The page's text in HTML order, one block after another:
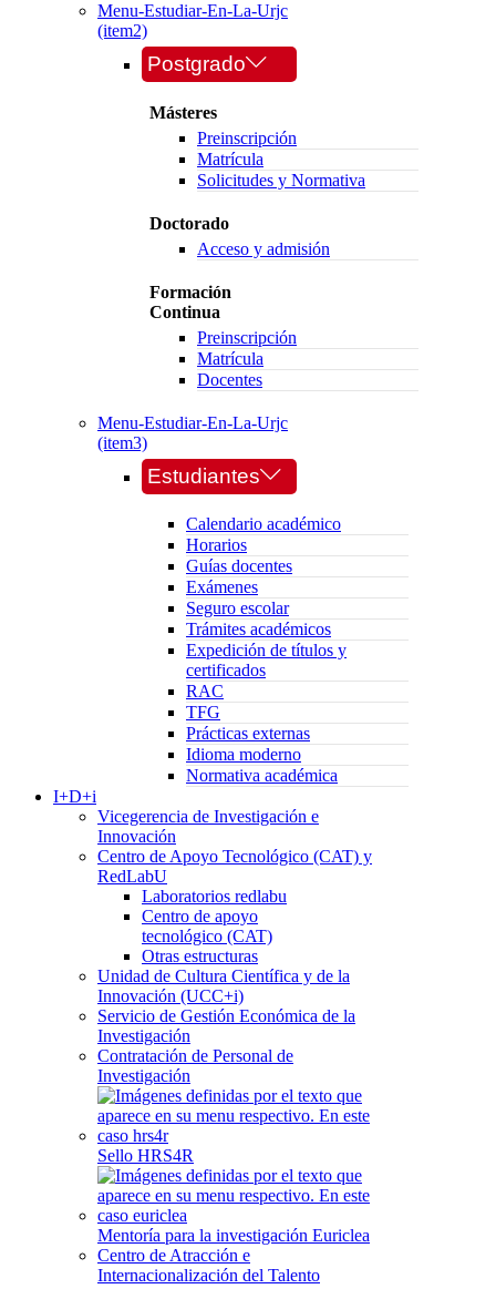
Menu-Estudiar-En-La-Urjc
(item2)
Postgrado
Másteres
Preinscripción
Matrícula
Solicitudes y Normativa
Doctorado
Acceso y admisión
Formación
Continua
Preinscripción
Matrícula
Docentes
Menu-Estudiar-En-La-Urjc
(item3)
Estudiantes
Calendario académico
Horarios
Guías docentes
Exámenes
Seguro escolar
Trámites académicos
Expedición de títulos y
certificados
RAC
TFG
Prácticas externas
Idioma moderno
Normativa académica
I+D+i
Vicegerencia de Investigación e
Innovación
Centro de Apoyo Tecnológico (CAT) y
RedLabU
Laboratorios redlabu
Centro de apoyo
tecnológico (CAT)
Otras estructuras
Unidad de Cultura Científica y de la
Innovación (UCC+i)
Servicio de Gestión Económica de la
Investigación
Contratación de Personal de
Investigación
Sello HRS4R
Mentoría para la investigación Euriclea
Centro de Atracción e
Internacionalización del Talento